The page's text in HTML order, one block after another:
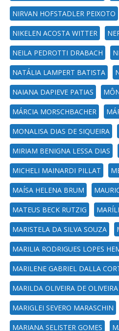
NIRVAN HOFSTADLER PEIXOTO
NIKELEN ACOSTA WITTER
NEILA PEDROTTI DRABACH
NATÁLIA LAMPERT BATISTA
NAIANA DAPIEVE PATIAS
MÁRCIA MORSCHBACHER
MONALISA DIAS DE SIQUEIRA
MIRIAM BENIGNA LESSA DIAS
MICHELI MAINARDI PILLAT
MAÍSA HELENA BRUM
MATEUS BECK RUTZIG
MARISTELA DA SILVA SOUZA
MARILIA RODRIGUES LOPES
MARILENE GABRIEL DALLA
MARILDA OLIVEIRA DE OLIVEIRA
MARIGLEI SEVERO MARASCHIN
MARIANA SELISTER GOMES